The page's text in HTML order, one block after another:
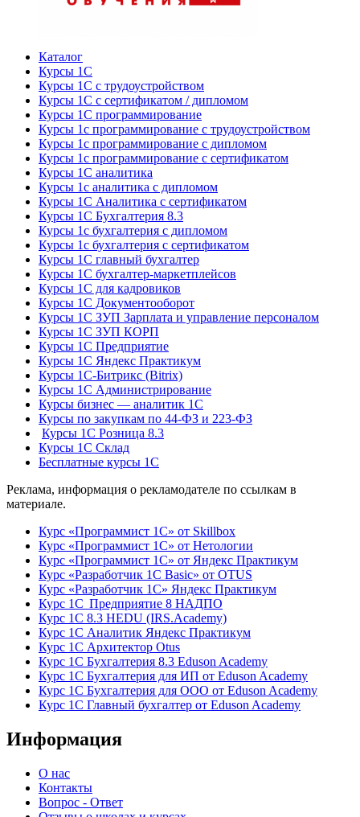
Каталог
Курсы 1С
Курсы 1С с трудоустройством
Курсы 1С с сертификатом / дипломом
Курсы 1С программирование
Курсы 1с программирование с трудоустройством
Курсы 1с программирование с дипломом
Курсы 1с программирование с сертификатом
Курсы 1С аналитика
Курсы 1с аналитика с дипломом
Курсы 1С Аналитика с сертификатом
Курсы 1С Бухгалтерия 8.3
Курсы 1с бухгалтерия с дипломом
Курсы 1с бухгалтерия с сертификатом
Курсы 1С главный бухгалтер
Курсы 1С бухгалтер-маркетплейсов
Курсы 1С для кадровиков
Курсы 1С Документооборот
Курсы 1С ЗУП Зарплата и управление персоналом
Курсы 1С ЗУП КОРП
Курсы 1С Предприятие
Курсы 1С Яндекс Практикум
Курсы 1С-Битрикс (Bitrix)
Курсы 1С Администрирование
Курсы бизнес — аналитик 1С
Курсы по закупкам по 44‑ФЗ и 223‑ФЗ
Курсы 1С Розница 8.3
Курсы 1С Склад
Бесплатные курсы 1С
Реклама, информация о рекламодателе по ссылкам в
материале.
Курс «Программист 1С» от Skillbox
Курс «Программист 1С» от Нетологии
Курс «Программист 1С» от Яндекс Практикум
Курс «Разработчик 1С Basic» от OTUS
Курс «Разработчик 1С» Яндекс Практикум
Курс 1С Предприятие 8 НАДПО
Курс 1С 8.3 HEDU (IRS.Academy)
Курс 1С Аналитик Яндекс Практикум
Курс 1С Архитектор Otus
Курс 1С Бухгалтерия 8.3 Eduson Academy
Курс 1С Бухгалтерия для ИП от Eduson Academy
Курс 1С Бухгалтерия для ООО от Eduson Academy
Курс 1С Главный бухгалтер от Eduson Academy
Информация
О нас
Контакты
Вопрос - Ответ